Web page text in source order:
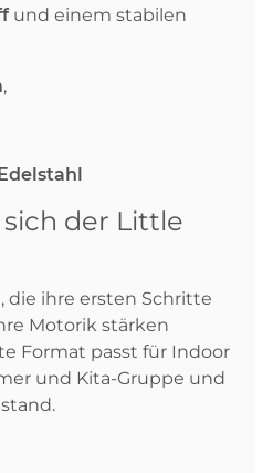
und einem stabilen
,
der Little
, die ihre ersten Schritte
Motorik stärken
Format passt für Indoor
und Kita-Gruppe und